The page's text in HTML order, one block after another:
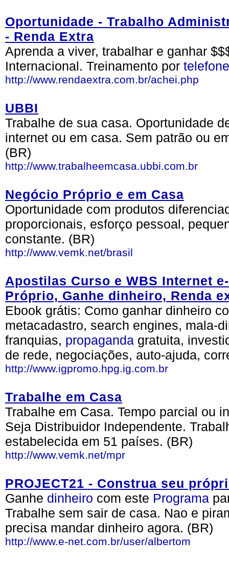
Oportunidade - Trabalho
- Renda Extra
Aprenda a viver, trabalhar e ganhar
Internacional. Treinamento por telefone
http://www.rendaextra.com.br/achei.php
UBBI
Trabalhe de sua casa. Oportunidade
internet ou em casa. Sem patrão ou
(BR)
http://www.trabalheemcasa.ubbi.com.br
Negócio Próprio e em Casa
Oportunidade com produtos
proporcionais, esforço pessoal,
constante. (BR)
http://www.vemk.net/brasil
Apostilas Curso e WBS Internet
Próprio, Ganhe dinheiro, Renda
Ebook grátis: Como ganhar dinheiro
metacadastro, search engines, mala-
franquias, propaganda gratuita,
de rede, negociações, auto-ajuda,
http://www.igpromo.hpg.ig.com.br
Trabalhe em Casa
Trabalhe em Casa. Tempo parcial ou
Seja Distribuidor Independente.
estabelecida em 51 países. (BR)
http://www.vemk.net/mpr
PROJECT21 - Construa seu
Ganhe dinheiro com este Programa
Trabalhe sem sair de casa. Nao e
precisa mandar dinheiro agora. (BR)
http://www.e-net.com.br/user/albertom